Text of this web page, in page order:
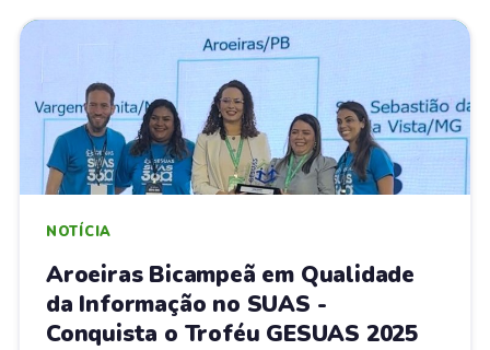
NOTÍCIA
Aroeiras Bicampeã em Qualidade
da Informação no SUAS -
Conquista o Troféu GESUAS 2025